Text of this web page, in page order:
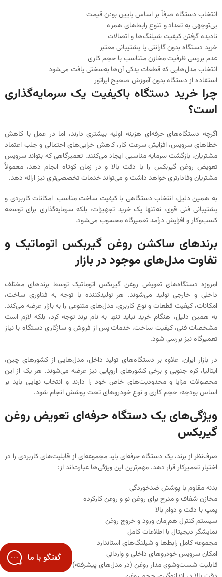
انتخاب دستگاه صرفاً بر اساس پایین بودن قیمت
بی‌توجهی به تعداد و تنوع رابط‌های همراه
نادیده گرفتن کیفیت شیلنگ‌ها و اتصالات
خرید دستگاه بدون گارانتی یا پشتیبانی معتبر
عدم بررسی ظرفیت مخازن متناسب با حجم کاری
انتخاب مدل‌هایی که قطعات یدکی آن‌ها به‌سختی یافت می‌شود
استفاده از دستگاه بدون آموزش صحیح اپراتور
چرا خرید دستگاه باکیفیت یک سرمایه‌گذاری
است؟
اگرچه دستگاه‌های حرفه‌ای هزینه اولیه بیشتری دارند، اما در عمل با کاهش
خطاهای سرویس، افزایش سرعت کار، کاهش خرابی‌های احتمالی و جلب اعتماد
مشتریان، بازگشت سرمایه مناسبی ایجاد می‌کنند. تعمیرگاهی که بتواند سرویس
تعویض روغن گیربکس را با دقت بالا و در زمان کوتاه انجام دهد، معمولاً
مشتریان وفادارتری خواهد داشت و می‌تواند خدمات تخصصی‌تری نیز ارائه دهد.
به همین دلیل، انتخاب دستگاهی با کیفیت ساخت مناسب، امکانات کاربردی و
پشتیبانی فنی قوی، نه‌تنها یک خرید تجهیزات، بلکه سرمایه‌گذاری برای توسعه
کسب‌وکار و افزایش درآمد تعمیرگاه محسوب می‌شود.
برندهای ساکشن روغن گیربکس اتوماتیک و
تفاوت مدل‌های موجود در بازار
امروزه دستگاه‌های تعویض روغن گیربکس اتوماتیک توسط برندهای مختلف
داخلی و خارجی تولید می‌شوند. هر تولیدکننده با توجه به فناوری ساخت،
امکانات، کیفیت قطعات و نوع کاربری، مدل‌های متنوعی را به بازار عرضه می‌کند.
به همین دلیل، هنگام خرید نباید تنها به نام برند توجه کرد، بلکه لازم است
مشخصات فنی، کیفیت ساخت، خدمات پس از فروش و سازگاری دستگاه با نیاز
تعمیرگاه نیز بررسی شود.
در بازار ایران، علاوه بر دستگاه‌های تولید داخل، مدل‌هایی از کشورهای چین،
ایتالیا، کره جنوبی و برخی کشورهای اروپایی نیز عرضه می‌شوند. هر یک از این
محصولات مزایا و محدودیت‌های خاص خود را دارند و انتخاب نهایی باید بر
اساس بودجه، حجم کاری و نوع خودروهای تحت پوشش انجام شود.
ویژگی‌های یک دستگاه حرفه‌ای تعویض روغن
گیربکس
صرف‌نظر از برند، یک دستگاه حرفه‌ای باید مجموعه‌ای از قابلیت‌های کاربردی را در
اختیار تعمیرکار قرار دهد. مهم‌ترین این ویژگی‌ها عبارت‌اند از:
بدنه مقاوم با پوشش ضدخوردگی
مخازن شفاف و مدرج برای روغن نو و روغن کارکرده
پمپ با دقت و دوام بالا
سیستم کنترل هم‌زمان ورود و خروج روغن
نمایشگر دیجیتال با اطلاعات کامل
مجموعه کامل رابط‌ها و شیلنگ‌های استاندارد
امکان سرویس خودروهای داخلی و وارداتی
قابلیت شست‌وشوی مدار روغن (در مدل‌های پیشرفته)
گفتگو با ما